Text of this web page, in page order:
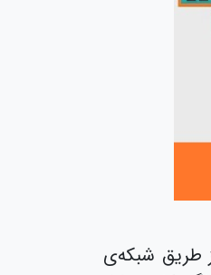
طریق شبکه‌ی